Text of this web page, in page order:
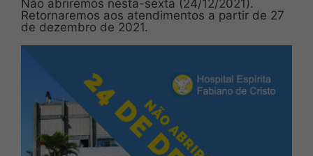
Não abriremos nesta-sexta (24/12/2021).
Retornaremos aos atendimentos a partir de 27
de dezembro de 2021.